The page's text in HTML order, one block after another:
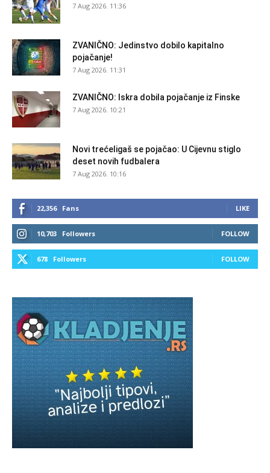
7 Aug 2026. 11:36
ZVANIČNO: Jedinstvo dobilo kapitalno
pojačanje!
7 Aug 2026. 11:31
ZVANIČNO: Iskra dobila pojačanje iz Finske
7 Aug 2026. 10:21
Novi trećeligaš se pojačao: U Cijevnu stiglo
deset novih fudbalera
7 Aug 2026. 10:16
22,356 Fans LIKE
10,703 Followers FOLLOW
678 Followers FOLLOW